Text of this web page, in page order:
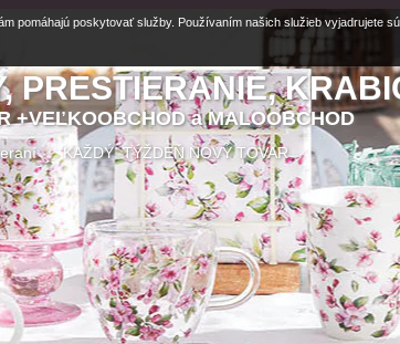
PRESTIERANIE,
+VEĽKOOBCHOD a MALOOBCHOD
KAŽDÝ TÝŽDEŇ NOVÝ TOVAR
pomáhajú poskytovať služby. Používaním našich služieb vyjadrujete